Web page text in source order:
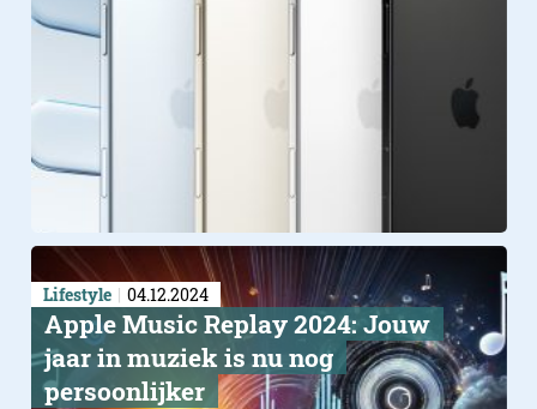
Lifestyle 04.12.2024
Apple Music Replay 2024: Jouw
jaar in muziek is nu nog
persoonlijker